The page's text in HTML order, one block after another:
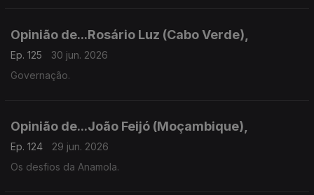
Opinião de...Rosário Luz (Cabo Verde),
Ep. 125
30 jun. 2026
Governação.
Opinião de...João Feijó (Moçambique),
Ep. 124
29 jun. 2026
Os desfios da Anamola.